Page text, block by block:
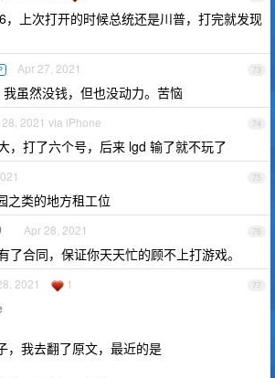
，上次打开的时候总统还是川普，打完就发现
73
Apr 27, 2021
虽然没钱，但也没动力。苦恼
74
28, 2021 via iPhone
，打了六个号，后来 lgd 输了就不玩了
75
之类的地方租工位
76
Apr 28, 2021
了合同，保证你天天忙的顾不上打游戏。
77
2021 1
，我去翻了原文，最近的是